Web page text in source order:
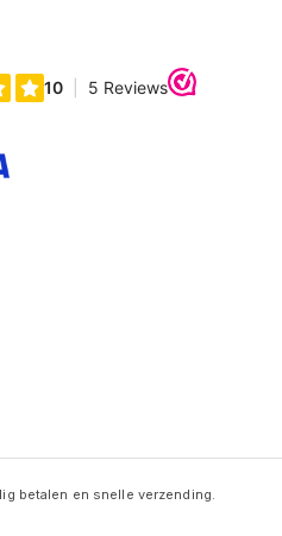
betalen en snelle verzending.